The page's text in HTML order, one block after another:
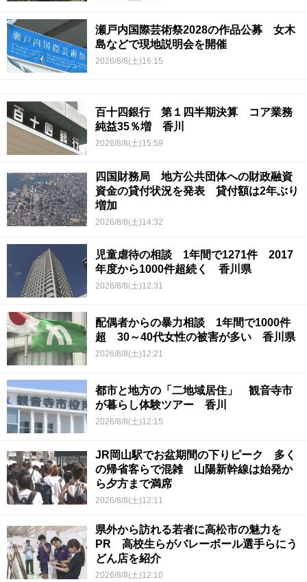
瀬戸内国際芸術祭2028の作品公募 女木
島などで現地説明会を開催
2026/8/8(土)16:15
百十四銀行 第１四半期決算 コア業務
純益35％増 香川
2026/8/8(土)15:59
四国財務局 地方公共団体への財政融資
資金の貸付状況を発表 貸付額は2年ぶり
増加
2026/8/8(土)14:32
児童虐待の相談 1年間で1271件 2017
年度から1000件超続く 香川県
2026/8/8(土)12:31
配偶者からの暴力相談 1年間で1000件
超 30～40代女性の被害が多い 香川県
2026/8/8(土)12:21
都市と地方の「二地域居住」 観音寺市
が暮らし体験ツアー 香川
2026/8/8(土)12:15
JR岡山駅でお盆期間の下りピーク 多く
の帰省客らで混雑 山陽新幹線は始発か
ら夕方まで満席
2026/8/8(土)12:11
県外から訪れる若者に高松市の魅力を
PR 高校生らがバレーボール選手らにう
どん店を紹介
2026/8/8(土)12:10